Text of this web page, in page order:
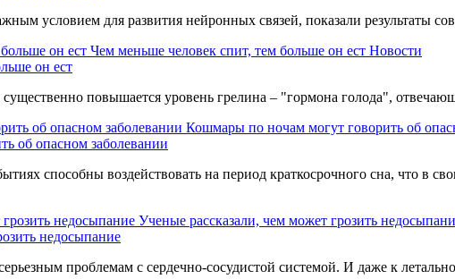
условием для развития нейронных связей, показали результаты
Чем меньше человек спит, тем больше он ест Новости
он ест
существенно повышается уровень грелина – "гормона голода",
Кошмары по ночам могут говорить об
об опасном заболевании
способны воздействовать на период краткосрочного сна, что в
Ученые рассказали, чем может грозить
недосыпание
проблемам с сердечно-сосудистой системой. И даже к